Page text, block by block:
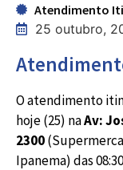
Atendimento
25 outubro,
O atendimento
hoje (25) naAv:
2300
Ipanema) das